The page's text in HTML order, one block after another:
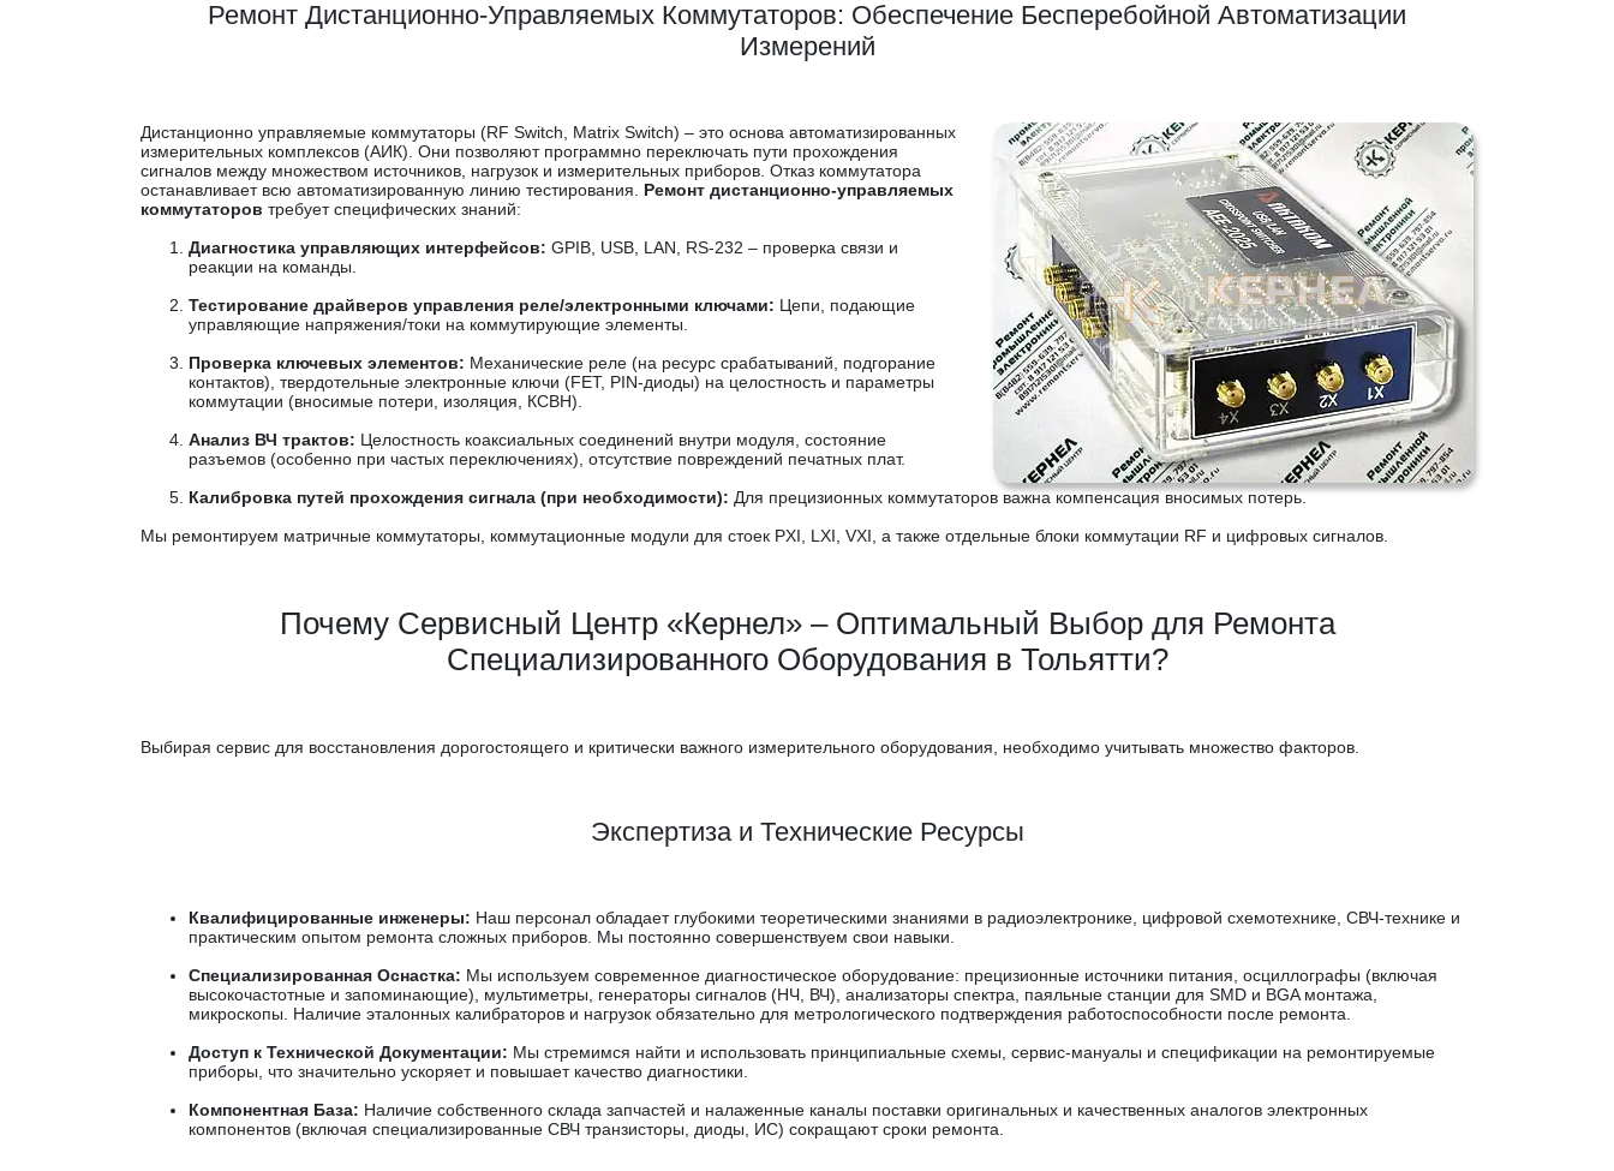
Ремонт Дистанционно-Управляемых Коммутаторов: Обеспечение Бесперебойной Автоматизации
Измерений
Дистанционно управляемые коммутаторы (RF Switch, Matrix Switch) – это основа автоматизированных
измерительных комплексов (АИК). Они позволяют программно переключать пути прохождения
сигналов между множеством источников, нагрузок и измерительных приборов. Отказ коммутатора
останавливает всю автоматизированную линию тестирования. Ремонт дистанционно-управляемых
коммутаторов требует специфических знаний:
Диагностика управляющих интерфейсов: GPIB, USB, LAN, RS-232 – проверка связи и
реакции на команды.
Тестирование драйверов управления реле/электронными ключами: Цепи, подающие
управляющие напряжения/токи на коммутирующие элементы.
Проверка ключевых элементов: Механические реле (на ресурс срабатываний, подгорание
контактов), твердотельные электронные ключи (FET, PIN-диоды) на целостность и параметры
коммутации (вносимые потери, изоляция, КСВН).
Анализ ВЧ трактов: Целостность коаксиальных соединений внутри модуля, состояние
разъемов (особенно при частых переключениях), отсутствие повреждений печатных плат.
Калибровка путей прохождения сигнала (при необходимости): Для прецизионных коммутаторов важна компенсация вносимых потерь.
Мы ремонтируем матричные коммутаторы, коммутационные модули для стоек PXI, LXI, VXI, а также отдельные блоки коммутации RF и цифровых сигналов.
Почему Сервисный Центр «Кернел» – Оптимальный Выбор для Ремонта
Специализированного Оборудования в Тольятти?
Выбирая сервис для восстановления дорогостоящего и критически важного измерительного оборудования, необходимо учитывать множество факторов.
Экспертиза и Технические Ресурсы
Квалифицированные инженеры: Наш персонал обладает глубокими теоретическими знаниями в радиоэлектронике, цифровой схемотехнике, СВЧ-технике и
практическим опытом ремонта сложных приборов. Мы постоянно совершенствуем свои навыки.
Специализированная Оснастка: Мы используем современное диагностическое оборудование: прецизионные источники питания, осциллографы (включая
высокочастотные и запоминающие), мультиметры, генераторы сигналов (НЧ, ВЧ), анализаторы спектра, паяльные станции для SMD и BGA монтажа,
микроскопы. Наличие эталонных калибраторов и нагрузок обязательно для метрологического подтверждения работоспособности после ремонта.
Доступ к Технической Документации: Мы стремимся найти и использовать принципиальные схемы, сервис-мануалы и спецификации на ремонтируемые
приборы, что значительно ускоряет и повышает качество диагностики.
Компонентная База: Наличие собственного склада запчастей и налаженные каналы поставки оригинальных и качественных аналогов электронных
компонентов (включая специализированные СВЧ транзисторы, диоды, ИС) сокращают сроки ремонта.